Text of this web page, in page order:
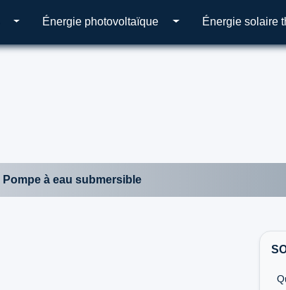
Énergie photovoltaïque Énergie solaire
Pompe à eau submersible